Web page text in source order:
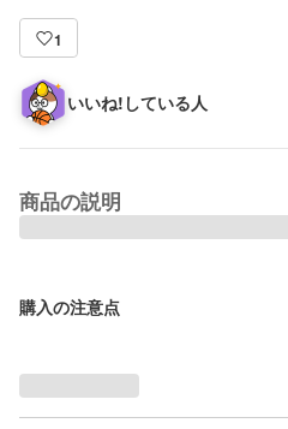
1
いいね!している人
商品の説明
購入の注意点